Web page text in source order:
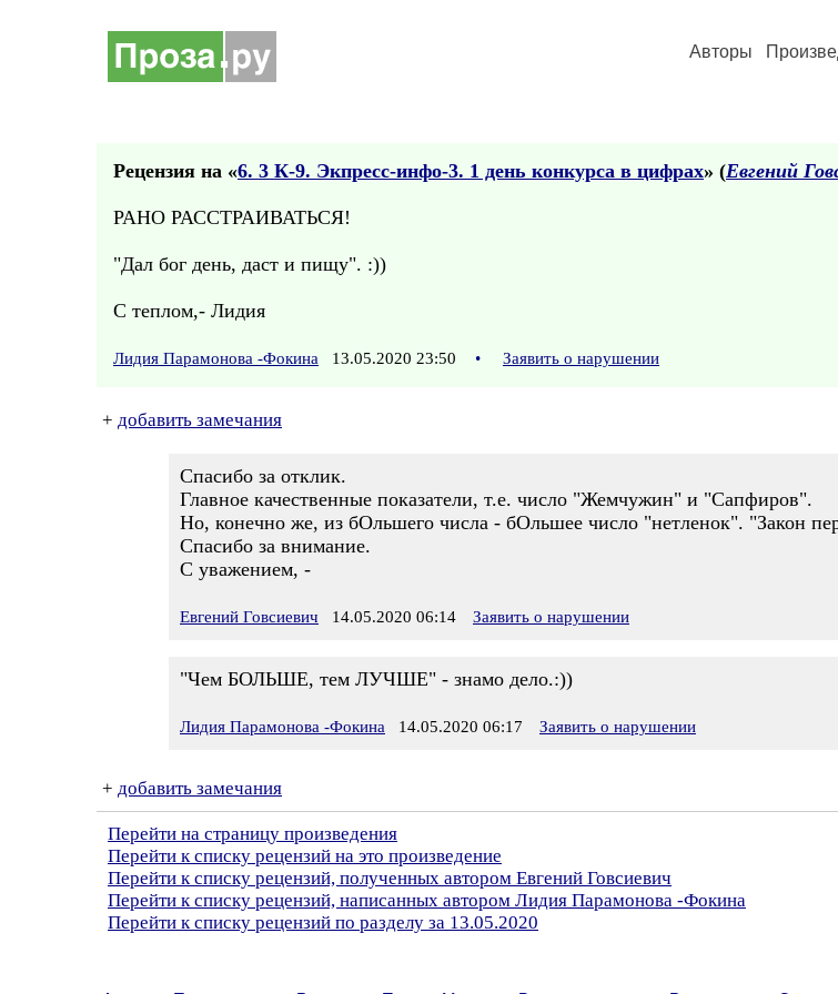
Авторы
Рецензия на «6. 3 К-9. Экпресс-инфо-3. 1 день конкурса в цифрах» (Евгений
РАНО РАССТРАИВАТЬСЯ!
"Дал бог день, даст и пищу". :))
С теплом,- Лидия
Лидия Парамонова -Фокина 13.05.2020 23:50 • Заявить о нарушении
+ добавить замечания
Спасибо за отклик.
Главное качественные показатели, т.е. число "Жемчужин" и "Сапфиров".
Но, конечно же, из бОльшего числа - бОльшее число "нетленок". "Закон
Спасибо за внимание.
С уважением, -
Евгений Говсиевич 14.05.2020 06:14 Заявить о нарушении
"Чем БОЛЬШЕ, тем ЛУЧШЕ" - знамо дело.:))
Лидия Парамонова -Фокина 14.05.2020 06:17 Заявить о нарушении
+ добавить замечания
Перейти на страницу произведения
Перейти к списку рецензий на это произведение
Перейти к списку рецензий, полученных автором Евгений Говсиевич
Перейти к списку рецензий, написанных автором Лидия Парамонова -Фокина
Перейти к списку рецензий по разделу за 13.05.2020